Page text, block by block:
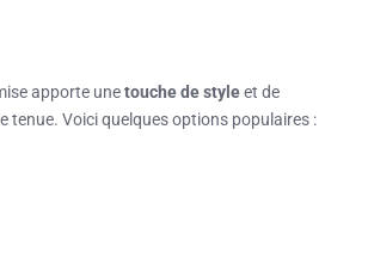
apporte unetouche de styleet de
tenue. Voici quelques options populaires :